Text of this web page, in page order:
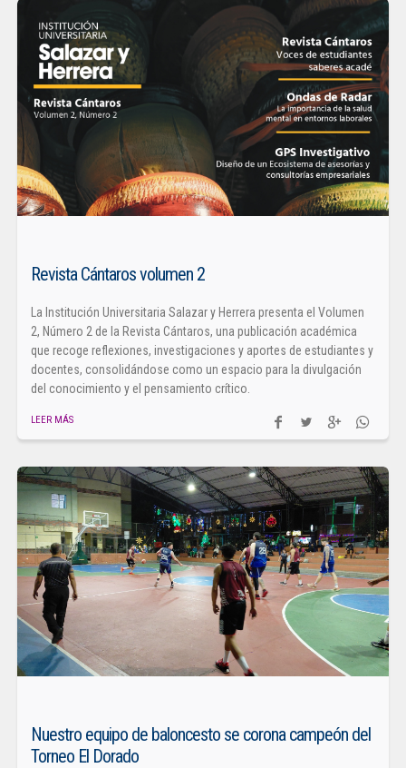
Revista Cántaros volumen 2
La Institución Universitaria Salazar y Herrera presenta el Volumen
2, Número 2 de la Revista Cántaros, una publicación académica
que recoge reflexiones, investigaciones y aportes de estudiantes y
docentes, consolidándose como un espacio para la divulgación
del conocimiento y el pensamiento crítico.
LEER MÁS
Nuestro equipo de baloncesto se corona campeón del
Torneo El Dorado